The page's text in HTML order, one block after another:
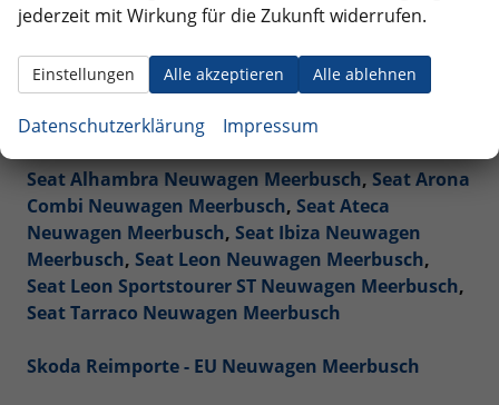
Peugeot Reimporte - EU Neuwagen Meerbusch
Renault Reimporte - EU Neuwagen Meerbusch
Seat Reimporte - EU Neuwagen Meerbusch
Seat Alhambra Neuwagen Meerbusch, Seat Arona
Combi Neuwagen Meerbusch, Seat Ateca
Neuwagen Meerbusch, Seat Ibiza Neuwagen
Meerbusch, Seat Leon Neuwagen Meerbusch,
Seat Leon Sportstourer ST Neuwagen Meerbusch,
Seat Tarraco Neuwagen Meerbusch
Skoda Reimporte - EU Neuwagen Meerbusch
jederzeit mit Wirkung für die Zukunft widerrufen.
Alle akzeptieren Alle ablehnen
Einstellungen
Datenschutzerklärung Impressum